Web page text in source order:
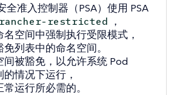
全准入控制器（PSA）使用 PSA
rancher-restricted ，
名空间中强制执行受限模式，
列表中的命名空间。
间被豁免，以允许系统 Pod
情况下运行，
运行所必需的。